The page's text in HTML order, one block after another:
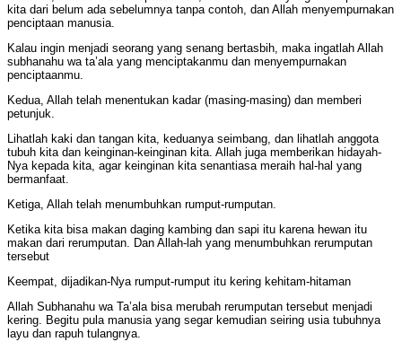
kita dari belum ada sebelumnya tanpa contoh, dan Allah menyempurnakan
penciptaan manusia.
Kalau ingin menjadi seorang yang senang bertasbih, maka ingatlah Allah
subhanahu wa ta’ala yang menciptakanmu dan menyempurnakan
penciptaanmu.
Kedua, Allah telah menentukan kadar (masing-masing) dan memberi
petunjuk.
Lihatlah kaki dan tangan kita, keduanya seimbang, dan lihatlah anggota
tubuh kita dan keinginan-keinginan kita. Allah juga memberikan hidayah-
Nya kepada kita, agar keinginan kita senantiasa meraih hal-hal yang
bermanfaat.
Ketiga, Allah telah menumbuhkan rumput-rumputan.
Ketika kita bisa makan daging kambing dan sapi itu karena hewan itu
makan dari rerumputan. Dan Allah-lah yang menumbuhkan rerumputan
tersebut
Keempat, dijadikan-Nya rumput-rumput itu kering kehitam-hitaman
Allah Subhanahu wa Ta’ala bisa merubah rerumputan tersebut menjadi
kering. Begitu pula manusia yang segar kemudian seiring usia tubuhnya
layu dan rapuh tulangnya.